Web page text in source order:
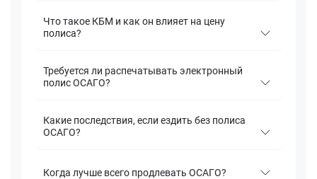
Что такое КБМ и как он влияет на цену
полиса?
Требуется ли распечатывать электронный
полис ОСАГО?
Какие последствия, если ездить без полиса
ОСАГО?
Когда лучше всего продлевать ОСАГО?